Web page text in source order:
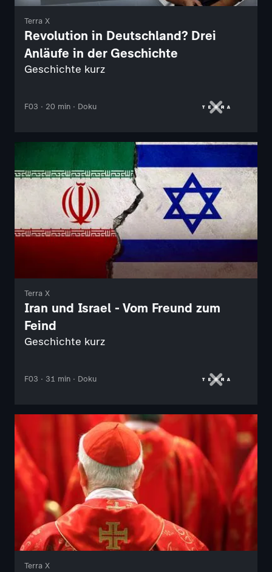
Terra X
Revolution in Deutschland? Drei
Anläufe in der Geschichte
Geschichte kurz
F03 · 20 min · Doku
Terra X
Iran und Israel - Vom Freund zum
Feind
Geschichte kurz
F03 · 31 min · Doku
Terra X